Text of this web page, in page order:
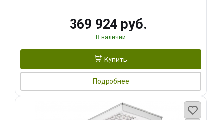
369 924 руб.
В наличии
Купить
Подробнее